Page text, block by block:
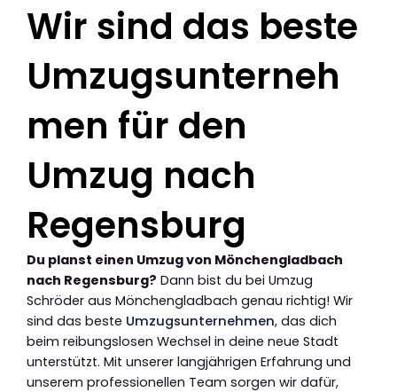
Wir sind das beste
Umzugsunterneh
men für den
Umzug nach
Regensburg
Du planst einen Umzug von Mönchengladbach
nach Regensburg? Dann bist du bei Umzug
Schröder aus Mönchengladbach genau richtig! Wir
sind das beste Umzugsunternehmen, das dich
beim reibungslosen Wechsel in deine neue Stadt
unterstützt. Mit unserer langjährigen Erfahrung und
unserem professionellen Team sorgen wir dafür,